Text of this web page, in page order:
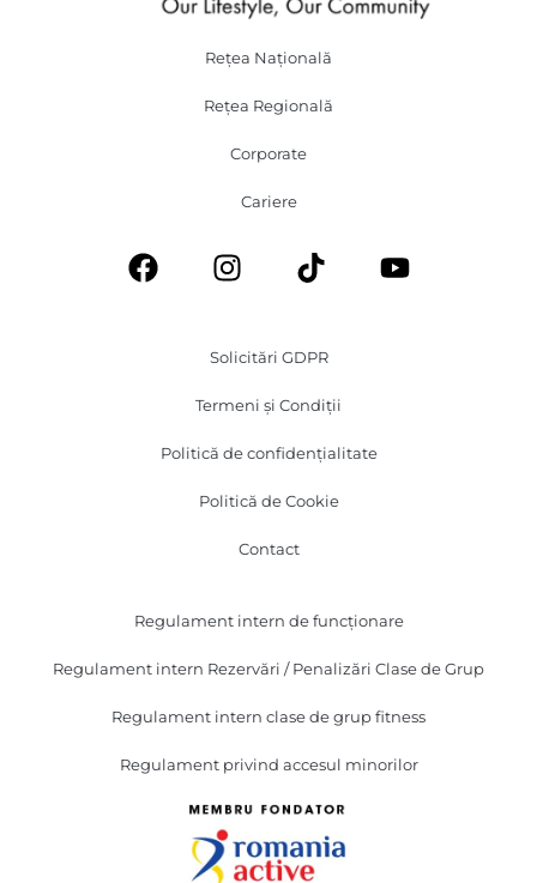
Rețea Națională
Rețea Regională
Corporate
Cariere
Solicitări GDPR
Termeni și Condiții
Politică de confidențialitate
Politică de Cookie
Contact
Regulament intern de funcționare
Regulament intern Rezervări / Penalizări Clase de Grup
Regulament intern clase de grup fitness
Regulament privind accesul minorilor